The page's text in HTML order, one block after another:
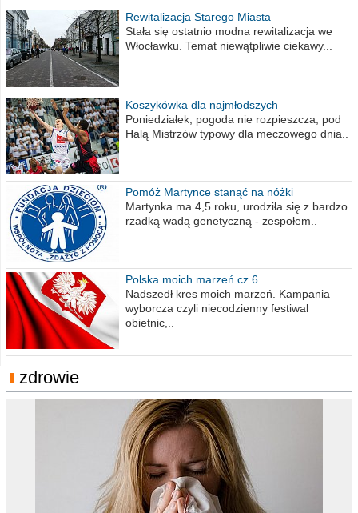
Rewitalizacja Starego Miasta
Stała się ostatnio modna rewitalizacja we
Włocławku. Temat niewątpliwie ciekawy...
Koszykówka dla najmłodszych
Poniedziałek, pogoda nie rozpieszcza, pod
Halą Mistrzów typowy dla meczowego dnia..
Pomóż Martynce stanąć na nóżki
Martynka ma 4,5 roku, urodziła się z bardzo
rzadką wadą genetyczną - zespołem..
Polska moich marzeń cz.6
Nadszedł kres moich marzeń. Kampania
wyborcza czyli niecodzienny festiwal
obietnic,..
zdrowie